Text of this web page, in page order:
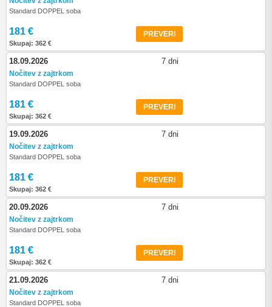
Standard DOPPEL soba
181 €
Skupaj: 362 €
PREVERI
18.09.2026 7 dni
Nočitev z zajtrkom
Standard DOPPEL soba
181 €
Skupaj: 362 €
PREVERI
19.09.2026 7 dni
Nočitev z zajtrkom
Standard DOPPEL soba
181 €
Skupaj: 362 €
PREVERI
20.09.2026 7 dni
Nočitev z zajtrkom
Standard DOPPEL soba
181 €
Skupaj: 362 €
PREVERI
21.09.2026 7 dni
Nočitev z zajtrkom
Standard DOPPEL soba